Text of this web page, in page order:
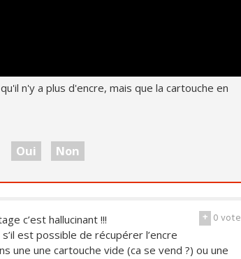
n'y a plus d'encre, mais que la cartouche en
Oui Non
+ 0vote
c’est hallucinant !!!
est possible de récupérer l’encre
une une cartouche vide (ca se vend ?) ou une